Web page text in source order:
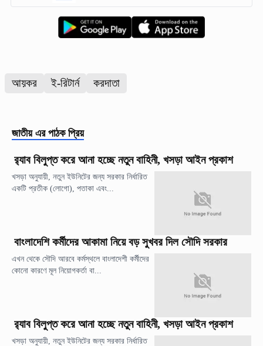
আয়কর ই-রিটার্ন করদাতা
জাতীয় এর পাঠক প্রিয়
র‍্যাব বিলুপ্ত করে আনা হচ্ছে নতুন বাহিনী, খসড়া আইন প্রকাশ
খসড়া অনুযায়ী, নতুন ইউনিটের জন্য সরকার নির্ধারিত
একটি প্রতীক (লোগো), পতাকা এবং...
বাংলাদেশি কর্মীদের আকামা নিয়ে বড় সুখবর দিল সৌদি সরকার
এখন থেকে সৌদি আরবে কর্মস্থলে বাংলাদেশী কর্মীদের
কোনো কারণে মূল নিয়োগকর্তা বা...
র‍্যাব বিলুপ্ত করে আনা হচ্ছে নতুন বাহিনী, খসড়া আইন প্রকাশ
খসড়া অনুযায়ী, নতুন ইউনিটের জন্য সরকার নির্ধারিত